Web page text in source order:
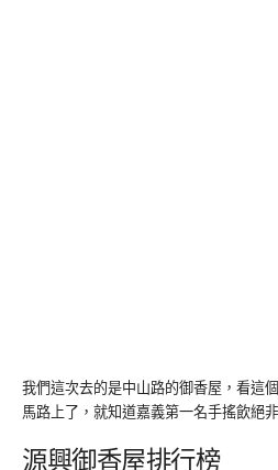
我們這次去的是中山路的御香屋，看這
馬路上了，就知道嘉義第一名手搖飲絕
源興御香屋排行榜